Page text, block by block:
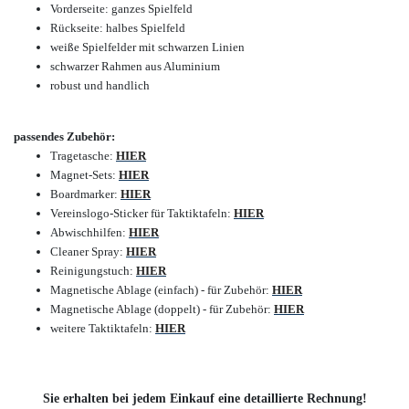
Vorderseite: ganzes Spielfeld
Rückseite: halbes Spielfeld
weiße Spielfelder mit schwarzen Linien
schwarzer Rahmen aus Aluminium
robust und handlich
passendes Zubehör:
Tragetasche: HIER
Magnet-Sets: HIER
Boardmarker: HIER
Vereinslogo-Sticker für Taktiktafeln: HIER
Abwischhilfen: HIER
Cleaner Spray: HIER
Reinigungstuch: HIER
Magnetische Ablage (einfach) - für Zubehör: HIER
Magnetische Ablage (doppelt) - für Zubehör: HIER
weitere Taktiktafeln: HIER
Sie erhalten bei jedem Einkauf eine detaillierte Rechnung!